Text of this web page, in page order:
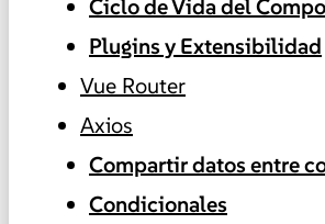
Ciclo de Vida del
Plugins y Extensibilidad
Vue Router
Axios
Compartir datos entre
Condicionales